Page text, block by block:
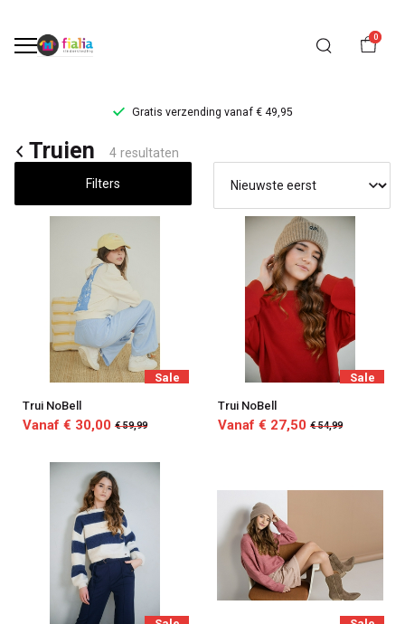
0
Gratis verzending vanaf € 49,95
Truien
FiaLia
Kinderkleding
Truien 4 resultaten
Filters
Sale
Trui NoBell
Vanaf € 30,00 € 59,99
Sale
Trui NoBell
Vanaf € 27,50 € 54,99